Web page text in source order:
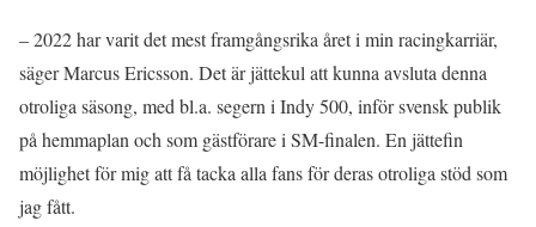
– 2022 har varit det mest framgångsrika året i min racingkarriär,
säger Marcus Ericsson. Det är jättekul att kunna avsluta denna
otroliga säsong, med bl.a. segern i Indy 500, inför svensk publik
på hemmaplan och som gästförare i SM-finalen. En jättefin
möjlighet för mig att få tacka alla fans för deras otroliga stöd som
jag fått.